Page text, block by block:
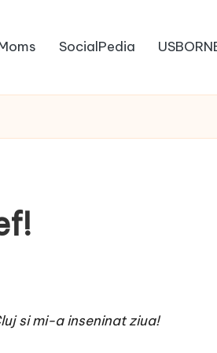
SocialPedia
si mi-a inseninat ziua!